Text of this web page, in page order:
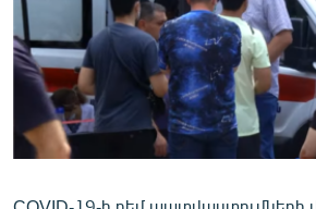
ՄԻՋԱԶԳԱՅԻՆ
ՄՇԱԿՈՒՅԹ
ՍՊՈՐՏ
ՄԵԿՆԱԲԱՆՈՒԹՅՈՒՆ